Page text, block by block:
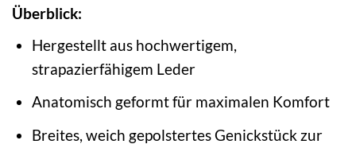
Überblick:
Hergestellt aus hochwertigem,
strapazierfähigem Leder
Anatomisch geformt für maximalen Komfort
Breites, weich gepolstertes Genickstück zur